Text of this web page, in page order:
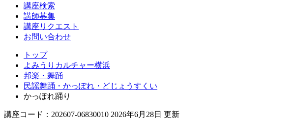
講座検索
講師募集
講座リクエスト
お問い合わせ
トップ
よみうりカルチャー横浜
邦楽・舞踊
民謡舞踊・かっぽれ・どじょうすくい
かっぽれ踊り
講座コード：202607-06830010 2026年6月28日 更新